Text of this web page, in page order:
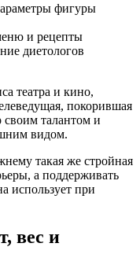
фигуры
и рецепты
диетологов
театра и кино,
покорившая
своим талантом и
видом.
такая же стройная
а поддерживать
использует при
вес и